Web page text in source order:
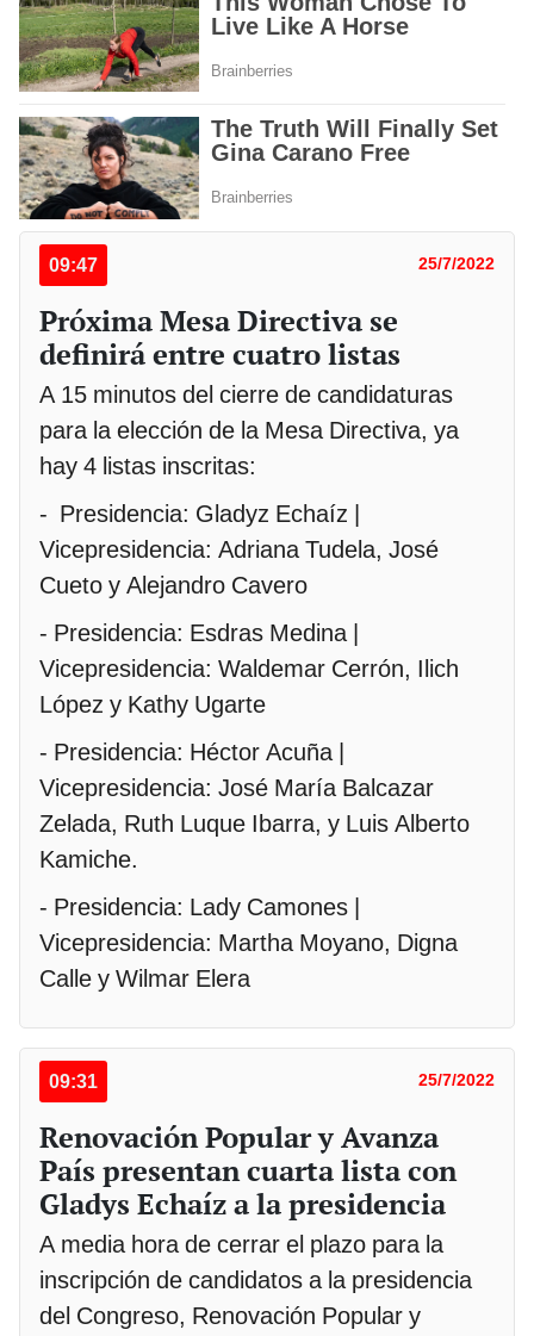
09:47 25/7/2022
Próxima Mesa Directiva se
definirá entre cuatro listas
A 15 minutos del cierre de candidaturas
para la elección de la Mesa Directiva, ya
hay 4 listas inscritas:
- Presidencia: Gladyz Echaíz |
Vicepresidencia: Adriana Tudela, José
Cueto y Alejandro Cavero
- Presidencia: Esdras Medina |
Vicepresidencia: Waldemar Cerrón, Ilich
López y Kathy Ugarte
- Presidencia: Héctor Acuña |
Vicepresidencia: José María Balcazar
Zelada, Ruth Luque Ibarra, y Luis Alberto
Kamiche.
- Presidencia: Lady Camones |
Vicepresidencia: Martha Moyano, Digna
Calle y Wilmar Elera
09:31 25/7/2022
Renovación Popular y Avanza
País presentan cuarta lista con
Gladys Echaíz a la presidencia
A media hora de cerrar el plazo para la
inscripción de candidatos a la presidencia
del Congreso, Renovación Popular y